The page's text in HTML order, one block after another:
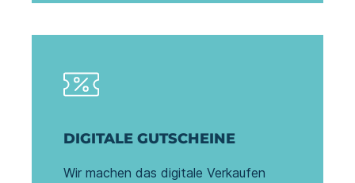
DIGITALE GUTSCHEINE
Wir machen das digitale Verkaufen